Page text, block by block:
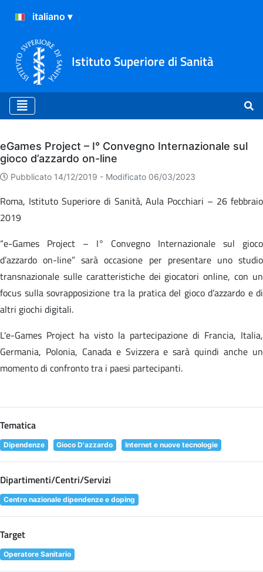
Istituto Superiore di Sanità
Archivio
eGames Project – I° Convegno Internazionale sul
gioco d’azzardo on-line
Pubblicato 14/12/2019 - Modificato 06/03/2023
Roma, Istituto Superiore di Sanità, Aula Pocchiari – 26 febbraio
2019
“e-Games Project – I° Convegno Internazionale sul gioco
d’azzardo on-line” sarà occasione per presentare uno studio
transnazionale sulle caratteristiche dei giocatori online, con un
focus sulla sovrapposizione tra la pratica del gioco d’azzardo e di
altri giochi digitali.
L'e-Games Project ha visto la partecipazione di Francia, Italia,
Germania, Polonia, Canada e Svizzera e sarà quindi anche un
momento di confronto tra i paesi partecipanti.
Tematica
Dipendenze Gioco D'azzardo Internet e nuove tecnologie
Dipartimenti/Centri/Servizi
Centro nazionale dipendenze e doping
Target
Operatore Sanitario